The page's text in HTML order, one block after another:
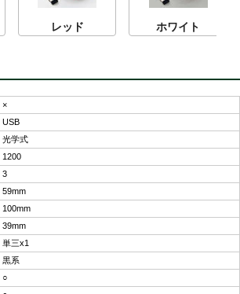
レッド ホワイト
×
USB
光学式
1200
3
59mm
100mm
39mm
単三x1
黒系
○